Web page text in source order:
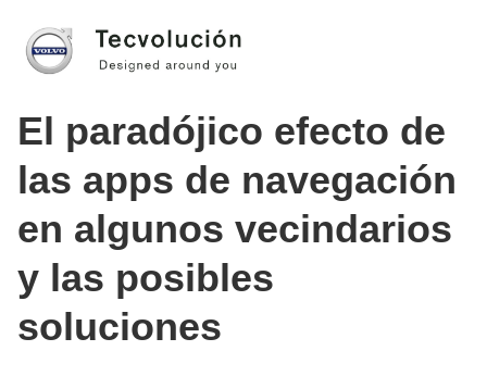
El paradójico efecto de
las apps de navegación
en algunos vecindarios
y las posibles
soluciones